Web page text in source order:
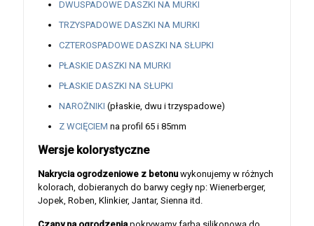
DWUSPADOWE DASZKI NA MURKI
TRZYSPADOWE DASZKI NA MURKI
CZTEROSPADOWE DASZKI NA SŁUPKI
PŁASKIE DASZKI NA MURKI
PŁASKIE DASZKI NA SŁUPKI
NAROŻNIKI (płaskie, dwu i trzyspadowe)
Z WCIĘCIEM na profil 65 i 85mm
Wersje kolorystyczne
Nakrycia ogrodzeniowe z betonu wykonujemy w różnych
kolorach, dobieranych do barwy cegły np: Wienerberger,
Jopek, Roben, Klinkier, Jantar, Sienna itd.